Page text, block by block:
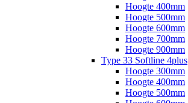
Hoogte 400mm
Hoogte 500mm
Hoogte 600mm
Hoogte 700mm
Hoogte 900mm
Type 33 Softline 4plus
Hoogte 300mm
Hoogte 400mm
Hoogte 500mm